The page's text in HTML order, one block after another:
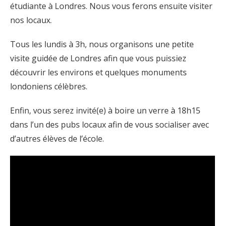
étudiante à Londres. Nous vous ferons ensuite visiter
nos locaux.
Tous les lundis à 3h, nous organisons une petite
visite guidée de Londres afin que vous puissiez
découvrir les environs et quelques monuments
londoniens célèbres.
Enfin, vous serez invité(e) à boire un verre à 18h15
dans l’un des pubs locaux afin de vous socialiser avec
d’autres élèves de l’école.